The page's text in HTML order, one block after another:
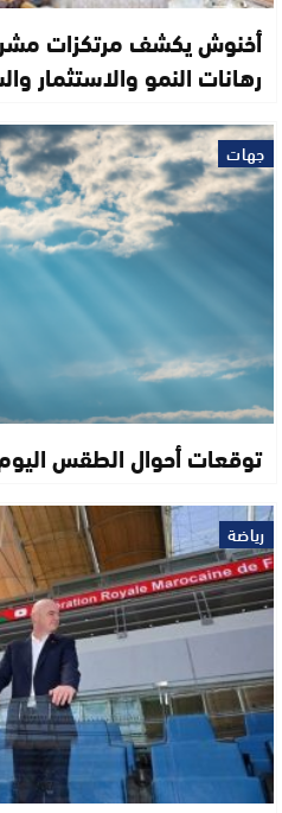
رهانات النمو والاستثمار
جهات
توقعات أحوال الطقس
رياضة